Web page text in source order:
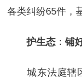
各类纠纷65件，
护生态：铺好
城东法庭辖区